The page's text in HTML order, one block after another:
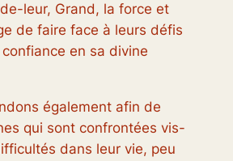
leur, Grand, la force et
de faire face à leurs défis
en sa divine
également afin de
qui sont confrontées vis-
dans leur vie, peu